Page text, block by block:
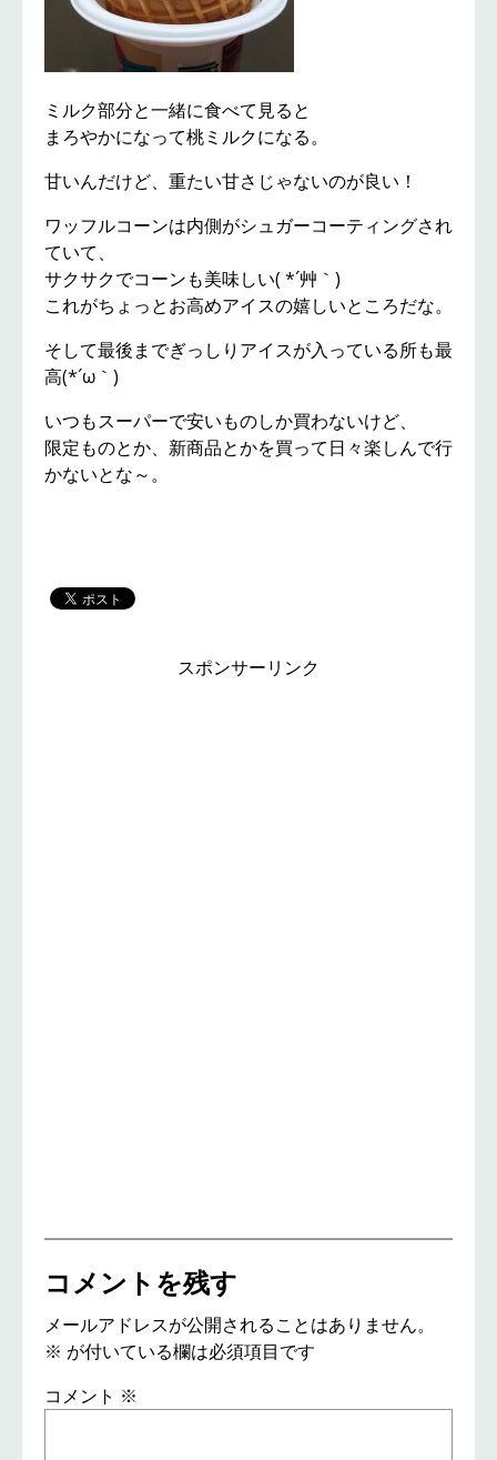
ミルク部分と一緒に食べて見ると
まろやかになって桃ミルクになる。
甘いんだけど、重たい甘さじゃないのが良い！
ワッフルコーンは内側がシュガーコーティングされ
ていて、
サクサクでコーンも美味しい( *´艸｀)
これがちょっとお高めアイスの嬉しいところだな。
そして最後までぎっしりアイスが入っている所も最
高(*´ω｀)
いつもスーパーで安いものしか買わないけど、
限定ものとか、新商品とかを買って日々楽しんで行
かないとな～。
スポンサーリンク
コメントを残す
メールアドレスが公開されることはありません。
※ が付いている欄は必須項目です
コメント ※